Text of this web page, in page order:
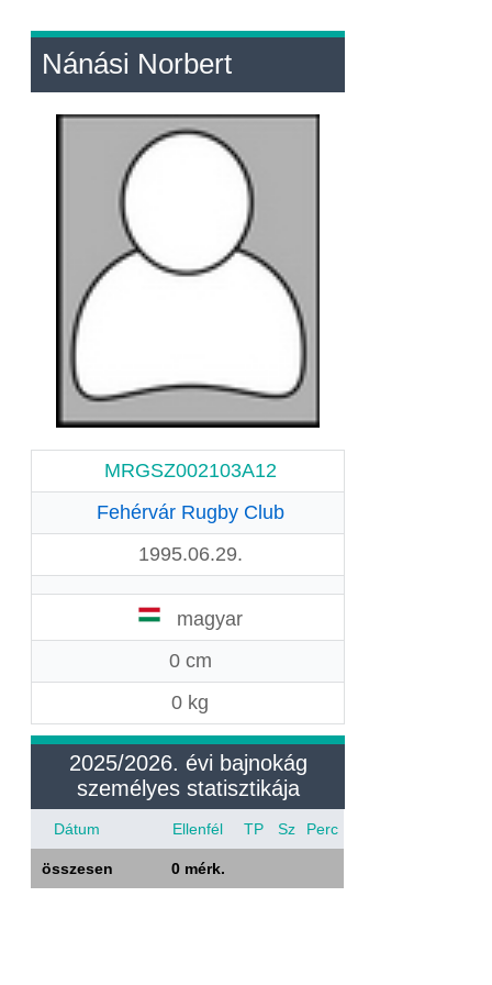
Nánási Norbert
MRGSZ002103A12
Fehérvár Rugby Club
1995.06.29.
magyar
0 cm
0 kg
2025/2026. évi bajnokág
személyes statisztikája
Dátum Ellenfél TP Sz Perc
összesen 0 mérk.